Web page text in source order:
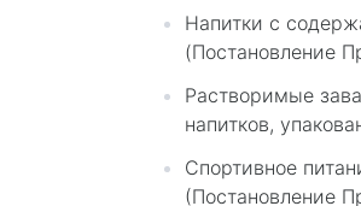
Напитки с
(Постановление
Растворимые
напитков,
Спортивное
(Постановление